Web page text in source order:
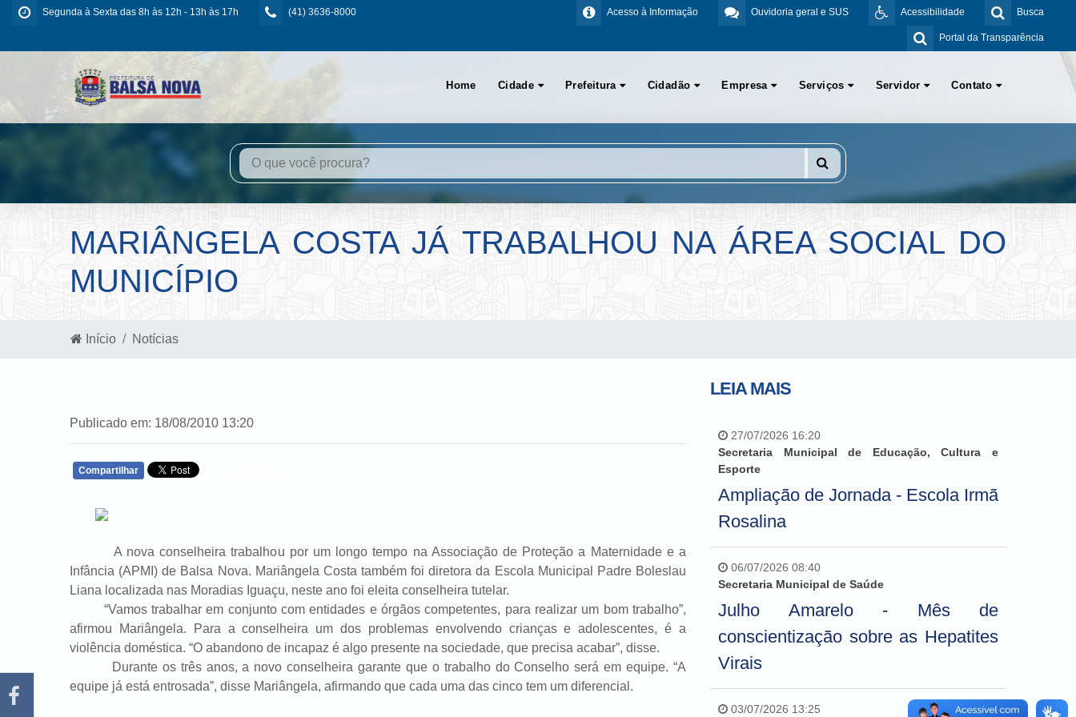
Segunda à Sexta das 8h às 12h - 13h às 17h (41) 3636-8000 Busca
Acessibilidade
Ouvidoria geral e SUS
Acesso à Informação
Portal da Transparência
Home Cidade Prefeitura Cidadão Empresa Serviços Servidor Contato
MARIÂNGELA COSTA JÁ TRABALHOU NA ÁREA SOCIAL DO
MUNICÍPIO
Início Notícias
Publicado em: 18/08/2010 13:20
Compartilhar
A nova conselheira trabalhou por um longo tempo na Associação de Proteção a Maternidade e a
Infância (APMI) de Balsa Nova. Mariângela Costa também foi diretora da Escola Municipal Padre Boleslau
Liana localizada nas Moradias Iguaçu, neste ano foi eleita conselheira tutelar.
“Vamos trabalhar em conjunto com entidades e órgãos competentes, para realizar um bom trabalho”,
afirmou Mariângela. Para a conselheira um dos problemas envolvendo crianças e adolescentes, é a
violência doméstica. “O abandono de incapaz é algo presente na sociedade, que precisa acabar”, disse.
Durante os três anos, a novo conselheira garante que o trabalho do Conselho será em equipe. “A
equipe já está entrosada”, disse Mariângela, afirmando que cada uma das cinco tem um diferencial.
LEIA MAIS
27/07/2026 16:20
Secretaria Municipal de Educação, Cultura e
Esporte
Ampliação de Jornada - Escola Irmã
Rosalina
06/07/2026 08:40
Secretaria Municipal de Saúde
Julho Amarelo - Mês de
conscientização sobre as Hepatites
Virais
03/07/2026 13:25